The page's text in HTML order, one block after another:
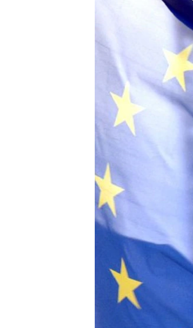
POPLAVE I KLIZIŠTA U BIH 2024.
TRI DECENIJE OD RATA U BIH
NASTANAK I RASPAD JUGOSLAVIJE